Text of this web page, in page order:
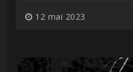
12 mai 2023